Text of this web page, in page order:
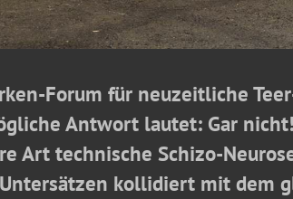
Forum für neuzeitliche
Antwort lautet: Gar
technische Schizo-
kollidiert mit dem